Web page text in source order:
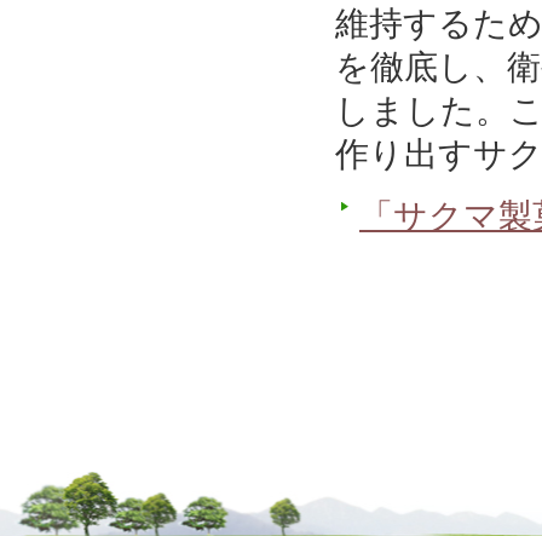
維持するた
を徹底し、
しました。
作り出すサ
「サクマ